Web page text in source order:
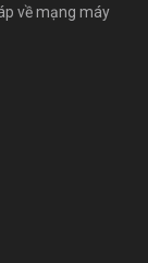
về mạng máy